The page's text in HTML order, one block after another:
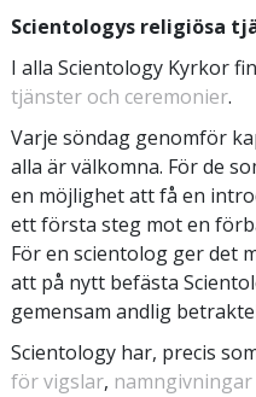
Scientologys religiösa
I alla Scientology Kyrkor
tjänster och ceremonier.
Varje söndag genomför
alla är välkomna. För de
en möjlighet att få en
ett första steg mot en
För en scientolog ger det
att på nytt befästa
gemensam andlig
Scientology har, precis
för vigslar, namngivningar